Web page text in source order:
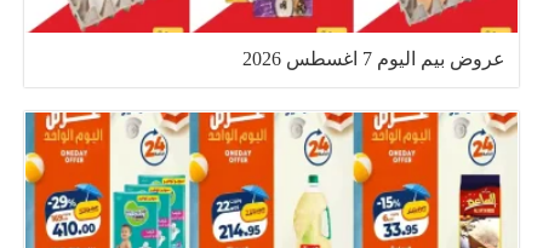
عروض بيم اليوم 7 اغسطس 2026